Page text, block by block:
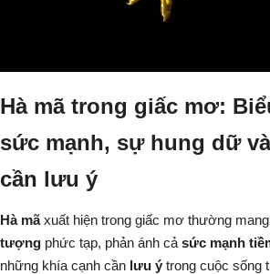
Hà mã trong giấc mơ:
sức mạnh, sự hung dữ
cần lưu ý
Hà mãxuất hiện trong giấc mơ thường
tượng phức tạp, phản ánh cả sức mạnh
những khía cạnh cần lưu ý trong cuộc sống